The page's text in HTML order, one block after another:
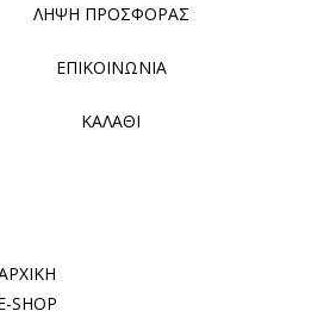
ΛΗΨΗ ΠΡΟΣΦΟΡΑΣ
ΕΠΙΚΟΙΝΩΝΙΑ
ΚΑΛΑΘΙ
SHOP